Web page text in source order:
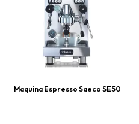
Maquina Espresso Saeco SE50